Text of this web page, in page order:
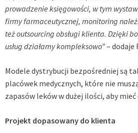
prowadzenie księgowości, w tym
firmy farmaceutycznej, monitoring
teżoutsourcing obsługi klienta. Dzięki
usług działamy kompleksowo”– dodaje
Modele dystrybucji bezpośredniej są
placówek medycznych, które nie
zapasów leków w dużej ilości, aby
Projekt dopasowany do klienta